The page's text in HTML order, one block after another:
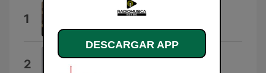
1 Ricercare 1
2 Gou Talk
DESCARGAR APP